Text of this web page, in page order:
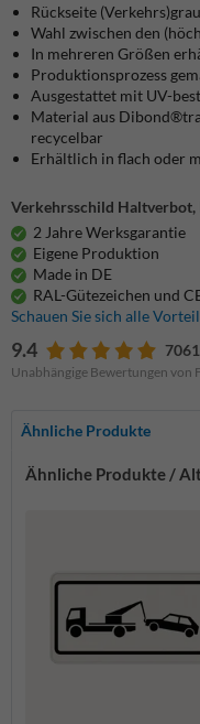
Rückseite
Wahl zwischen den
In mehreren Größen
Produktionsprozess
Ausgestattet mit UV-
Material aus
recycelbar
Erhältlich in flach oder
Verkehrsschild Haltverbot,
2 Jahre Werksgarantie
Eigene Produktion
Made in DE
RAL-Gütezeichen und
Schauen Sie sich alle
9.4
Unabhängige Bewertungen von
Ähnliche Produkte
Ähnliche Produkte /